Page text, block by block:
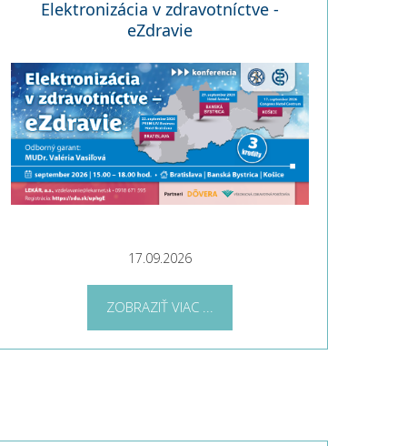
Elektronizácia v zdravotníctve -
eZdravie
17.09.2026
ZOBRAZIŤ VIAC ...